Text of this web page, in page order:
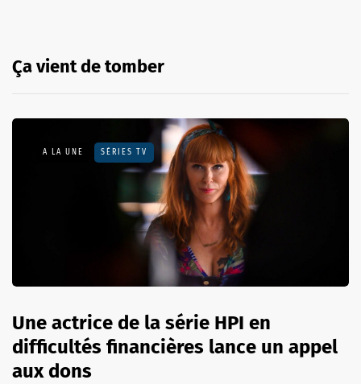
Ça vient de tomber
A LA UNE SÉRIES TV
Une actrice de la série HPI en
difficultés financières lance un appel
aux dons